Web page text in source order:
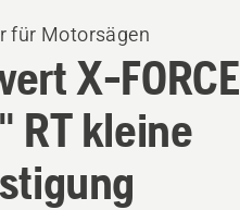
für Motorsägen
X-FORCE
RT kleine